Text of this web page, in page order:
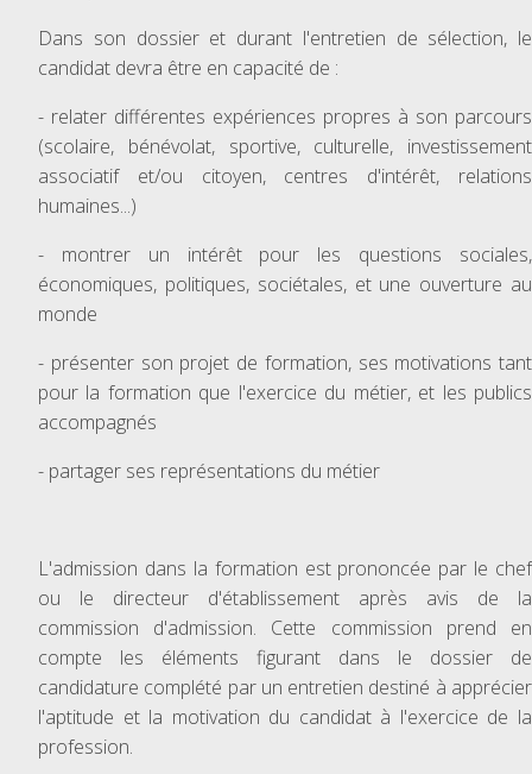
Dans son dossier et durant l'entretien de sélection, le
candidat devra être en capacité de :
- relater différentes expériences propres à son parcours
(scolaire, bénévolat, sportive, culturelle, investissement
associatif et/ou citoyen, centres d'intérêt, relations
humaines...)
- montrer un intérêt pour les questions sociales,
économiques, politiques, sociétales, et une ouverture au
monde
- présenter son projet de formation, ses motivations tant
pour la formation que l'exercice du métier, et les publics
accompagnés
- partager ses représentations du métier
L'admission dans la formation est prononcée par le chef
ou le directeur d'établissement après avis de la
commission d'admission. Cette commission prend en
compte les éléments figurant dans le dossier de
candidature complété par un entretien destiné à apprécier
l'aptitude et la motivation du candidat à l'exercice de la
profession.